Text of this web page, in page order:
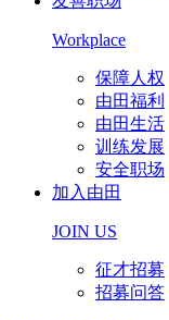
Workplace
保障人权
由田福利
由田生活
训练发展
安全职场
加入由田
JOIN US
征才招募
招募问答